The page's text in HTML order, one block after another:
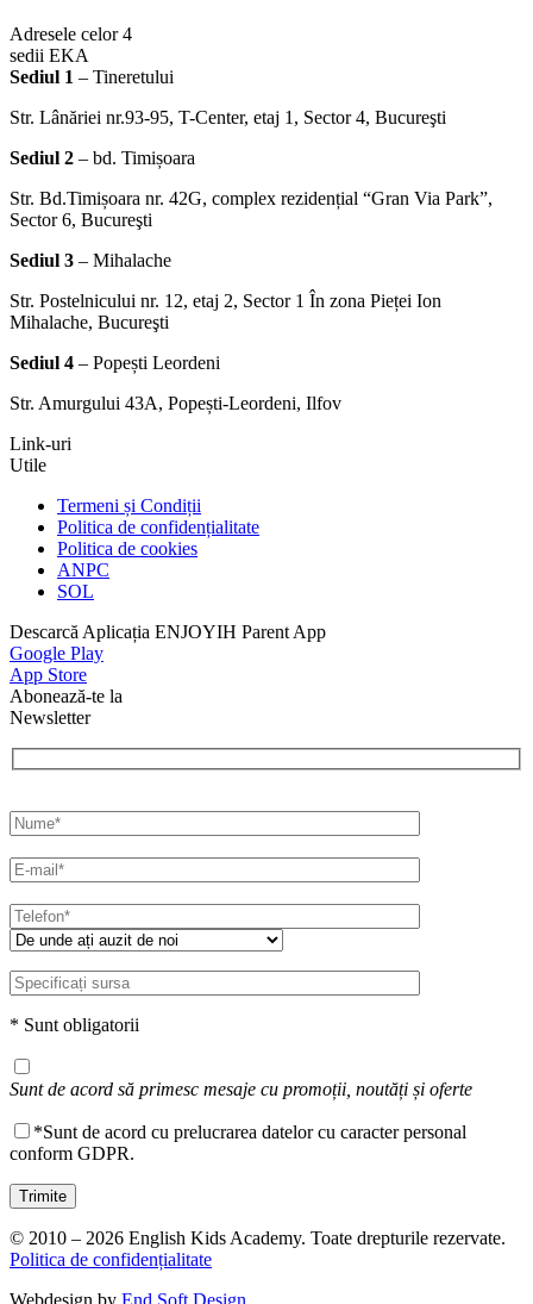
Adresele celor 4
sedii EKA
Sediul 1 – Tineretului
Str. Lânăriei nr.93-95, T-Center, etaj 1, Sector 4, Bucureşti
Sediul 2 – bd. Timișoara
Str. Bd.Timișoara nr. 42G, complex rezidențial “Gran Via Park”,
Sector 6, Bucureşti
Sediul 3 – Mihalache
Str. Postelnicului nr. 12, etaj 2, Sector 1 În zona Pieței Ion
Mihalache, Bucureşti
Sediul 4 – Popești Leordeni
Str. Amurgului 43A, Popești-Leordeni, Ilfov
Link-uri
Utile
Termeni și Condiții
Politica de confidențialitate
Politica de cookies
ANPC
SOL
Descarcă Aplicația ENJOYIH Parent App
Google Play
App Store
Abonează-te la
Newsletter
* Sunt obligatorii
Sunt de acord să primesc mesaje cu promoții, noutăți și oferte
*Sunt de acord cu prelucrarea datelor cu caracter personal
conform GDPR.
© 2010 – 2026 English Kids Academy. Toate drepturile rezervate.
Politica de confidențialitate